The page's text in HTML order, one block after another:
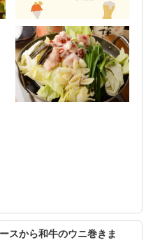
スから和牛のウニ巻きま